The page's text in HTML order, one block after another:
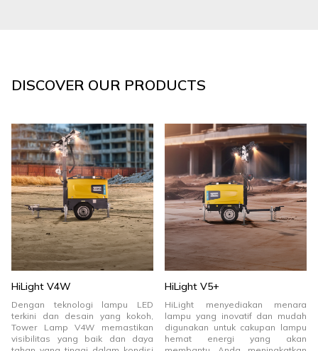
DISCOVER OUR PRODUCTS
HiLight V4W
Dengan teknologi lampu LED
terkini dan desain yang kokoh,
Tower Lamp V4W memastikan
visibilitas yang baik dan daya
HiLight V5+
HiLight menyediakan menara
lampu yang inovatif dan mudah
digunakan untuk cakupan lampu
hemat energi yang akan